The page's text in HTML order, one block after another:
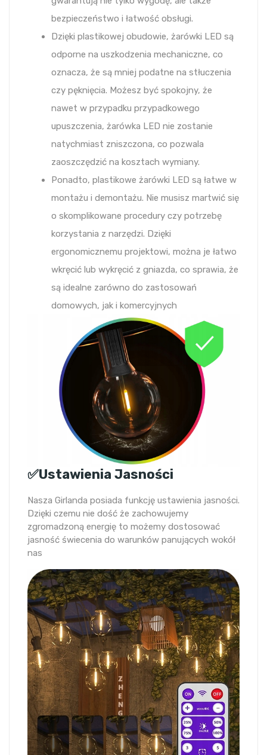
bezpieczeństwo i łatwość obsługi.
Dzięki plastikowej obudowie, żarówki LED są
odporne na uszkodzenia mechaniczne, co
oznacza, że są mniej podatne na stłuczenia
czy pęknięcia. Możesz być spokojny, że
nawet w przypadku przypadkowego
upuszczenia, żarówka LED nie zostanie
natychmiast zniszczona, co pozwala
zaoszczędzić na kosztach wymiany.
Ponadto, plastikowe żarówki LED są łatwe w
montażu i demontażu. Nie musisz martwić się
o skomplikowane procedury czy potrzebę
korzystania z narzędzi. Dzięki
ergonomicznemu projektowi, można je łatwo
wkręcić lub wykręcić z gniazda, co sprawia, że
są idealne zarówno do zastosowań
domowych, jak i komercyjnych
✅Ustawienia Jasności
Nasza Girlanda posiada funkcję ustawienia jasności.
Dzięki czemu nie dość że zachowujemy
zgromadzoną energię to możemy dostosować
jasność świecenia do warunków panujących wokół
nas